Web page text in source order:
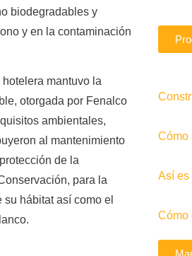
biodegradables y
y en la contaminación
mantuvo la
otorgada por Fenalco
ambientales,
al mantenimiento
de la
para la
hábitat así como el
Cómo
Así es
Cómo